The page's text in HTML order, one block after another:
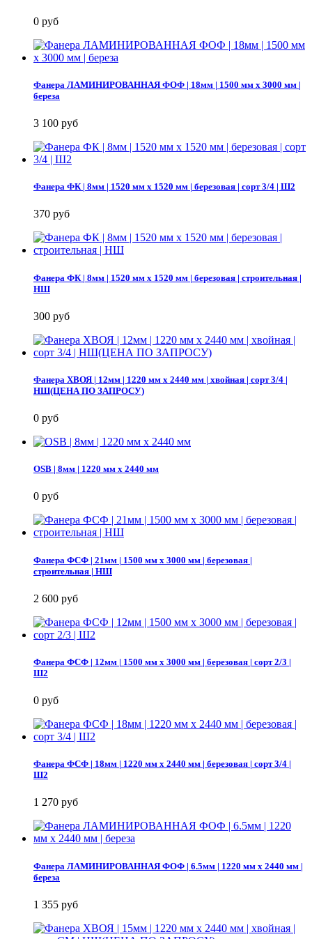
0 руб
Фанера ЛАМИНИРОВАННАЯ ФОФ | 18мм | 1500 мм х 3000 мм |
береза
3 100 руб
Фанера ФК | 8мм | 1520 мм х 1520 мм | березовая | сорт 3/4 | Ш2
370 руб
Фанера ФК | 8мм | 1520 мм х 1520 мм | березовая | строительная |
НШ
300 руб
Фанера ХВОЯ | 12мм | 1220 мм х 2440 мм | хвойная | сорт 3/4 |
НШ(ЦЕНА ПО ЗАПРОСУ)
0 руб
OSB | 8мм | 1220 мм х 2440 мм
0 руб
Фанера ФСФ | 21мм | 1500 мм х 3000 мм | березовая |
строительная | НШ
2 600 руб
Фанера ФСФ | 12мм | 1500 мм х 3000 мм | березовая | сорт 2/3 |
Ш2
0 руб
Фанера ФСФ | 18мм | 1220 мм х 2440 мм | березовая | сорт 3/4 |
Ш2
1 270 руб
Фанера ЛАМИНИРОВАННАЯ ФОФ | 6.5мм | 1220 мм х 2440 мм |
береза
1 355 руб